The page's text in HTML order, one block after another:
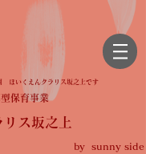
ほいくえんクラリス坂之上です
型保育事業
ス坂之上
by sunny side